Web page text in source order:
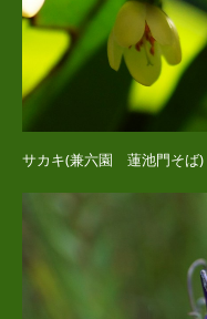
サカキ(兼六園 蓮池門そば)